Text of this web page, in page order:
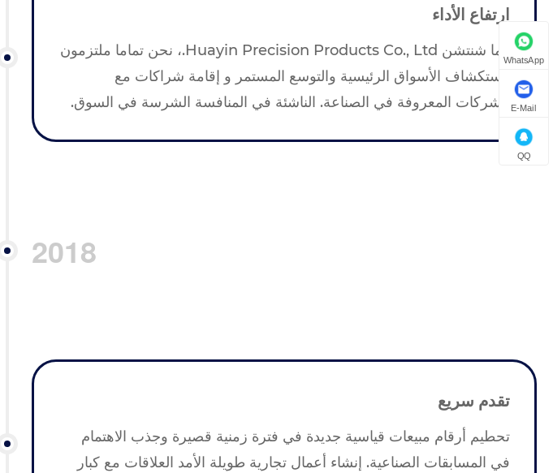
ارتفاع الأداء
كما شنتشن Huayin Precision Products Co., Ltd.، نحن تماما ملتزمون
باستكشاف الأسواق الرئيسية والتوسع المستمر و إقامة شراكات مع
الشركات المعروفة في الصناعة. الناشئة في المنافسة الشرسة في السوق.
2018
تقدم سريع
تحطيم أرقام مبيعات قياسية جديدة في فترة زمنية قصيرة وجذب الاهتمام
في المسابقات الصناعية. إنشاء أعمال تجارية طويلة الأمد العلاقات مع كبار
WhatsApp
E-Mail
QQ